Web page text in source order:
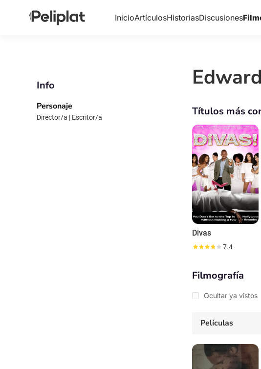
InicioArtículosHistoriasDiscusiones
Info
Personaje
Director/a | Escritor/a Títulos más
Divas
7.4
Filmografía
Ocultar ya vistos
Películas